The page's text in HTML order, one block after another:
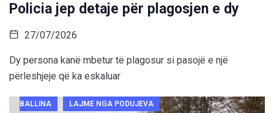
Policia jep detaje për plagosjen e dy
27/07/2026
Dy persona kanë mbetur të plagosur si pasojë e një
përleshjeje që ka eskaluar
BALLINA LAJME NGA PODUJEVA